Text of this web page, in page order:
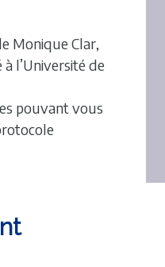
Monique Clar,
l’Université de
pouvant vous